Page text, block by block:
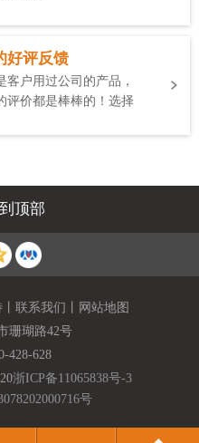
好评反馈
客户用过公司的产品，
评价都是棒棒的！选择
顶部
联系我们
网站地图
珊瑚路42号
428-628
浙ICP备11065838号-3
号